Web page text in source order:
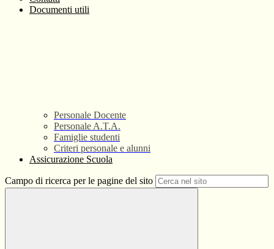
Documenti utili
Personale Docente
Personale A.T.A.
Famiglie studenti
Criteri personale e alunni
Assicurazione Scuola
Campo di ricerca per le pagine del sito